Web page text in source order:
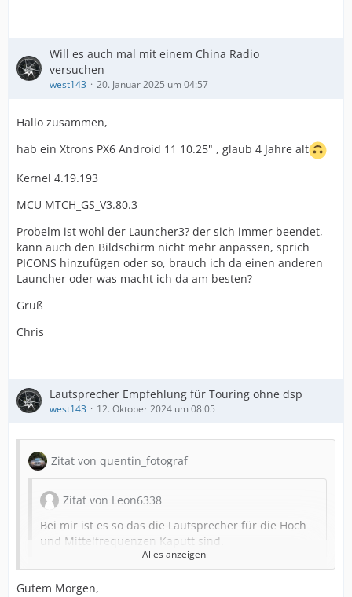
Will es auch mal mit einem China Radio
versuchen
west143 20. Januar 2025 um 04:57
Hallo zusammen,
hab ein Xtrons PX6 Android 11 10.25" , glaub 4 Jahre alt
Kernel 4.19.193
MCU MTCH_GS_V3.80.3
Probelm ist wohl der Launcher3? der sich immer beendet,
kann auch den Bildschirm nicht mehr anpassen, sprich
PICONS hinzufügen oder so, brauch ich da einen anderen
Launcher oder was macht ich da am besten?
Gruß
Chris
Lautsprecher Empfehlung für Touring ohne dsp
west143 12. Oktober 2024 um 08:05
Zitat von quentin_fotograf
Zitat von Leon6338
Bei mir ist es so das die Lautsprecher für die Hoch
und Mittelfrequenzen Kaputt sind.
Alles anzeigen
Gutem Morgen,